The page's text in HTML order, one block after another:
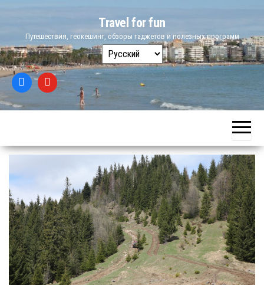
content
Travel for fun
Путешествия, геокешинг, обзоры гаджетов и полезных программ
Выбрать
язык